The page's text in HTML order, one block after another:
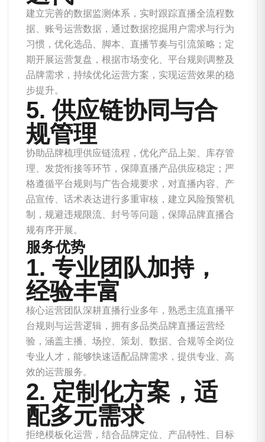
建立完善的数据监测体系，实时跟踪直播全流程数
据、账号运营数据，通过数据挖掘用户需求与行为
习惯，优化选品、脚本、直播节奏与引流策略；定
期开展运营复盘，根据市场变化、平台规则调整及
品牌需求，持续优化运营方案，实现运营效果的稳
步提升。
5. 供应链协同与合
规管理
协助品牌梳理供应链流程，优化产品上架、库存管
理、发货衔接等环节，保障直播产品供应稳定；严
格遵循平台规则与广告合规要求，对直播内容、产
品宣传、话术表达进行多重审核，建立风险预警机
制，规避违规限流、封号等问题，保障品牌直播合
规有序开展。
服务优势
1. 专业团队加持，
经验丰富
核心运营团队深耕直播行业多年，熟悉主流直播平
台规则与运营逻辑，拥有多品类品牌直播运营经
验，涵盖主播、场控、策划、数据、合规等全岗位
专业人才，能够快速适配品牌需求，提供专业、高
效的运营服务。
2. 定制化方案，适
配多元需求
拒绝模板化运营，结合品牌定位、产品特性、目标